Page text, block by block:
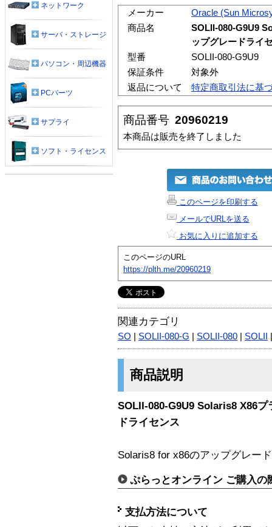
メーカー
Oracle (Sun
商品名
SOLII-080-G9U9
ップグレードライ
型番
SOLII-080-G9U9
保証条件
対象外
返品について
特定商取引法に基
商品番号 20960219
本商品は販売を終了しました
このページを印刷する
メールでURLを送る
お気に入りに追加する
このページのURL
https://plth.me/20960219
関連カテゴリ
SO SOLII-080-G SOLII-080 SOLII
商品説明
SOLII-080-G9U9 Solaris8 X86
ドライセンス
Solaris8 for x86のアップグレー
ぷらっとオンライン ご購入の
支払方法について
ネットワーク
サーバ・ストレージ
パソコン・周辺機器
PCパーツ
サプライ
ソフト・ライセンス